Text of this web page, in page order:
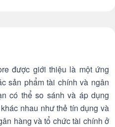
được giới thiệu là một ứng
sản phẩm tài chính và ngân
có thể so sánh và áp dụng
nhau như thẻ tín dụng và
hàng và tổ chức tài chính ở